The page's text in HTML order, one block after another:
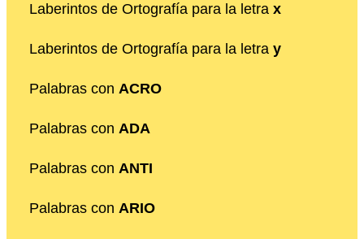
Laberintos de Ortografía para la letra x
Laberintos de Ortografía para la letra y
Palabras con ACRO
Palabras con ADA
Palabras con ANTI
Palabras con ARIO